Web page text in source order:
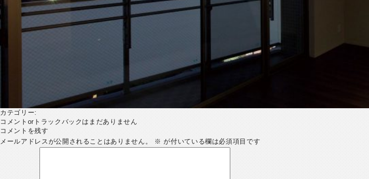
カテゴリー:
コメントorトラックバックはまだありません
コメントを残す
メールアドレスが公開されることはありません。
※ が付いている欄は必須項目です